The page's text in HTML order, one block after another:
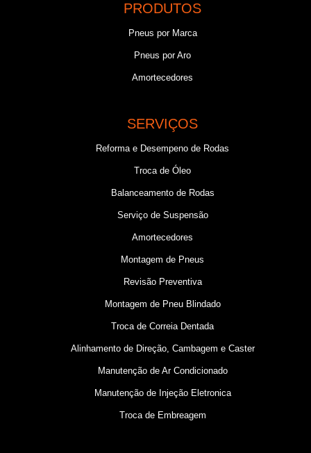
PRODUTOS
Pneus por Marca
Pneus por Aro
Amortecedores
SERVIÇOS
Reforma e Desempeno de Rodas
Troca de Óleo
Balanceamento de Rodas
Serviço de Suspensão
Amortecedores
Montagem de Pneus
Revisão Preventiva
Montagem de Pneu Blindado
Troca de Correia Dentada
Alinhamento de Direção, Cambagem e Caster
Manutenção de Ar Condicionado
Manutenção de Injeção Eletronica
Troca de Embreagem